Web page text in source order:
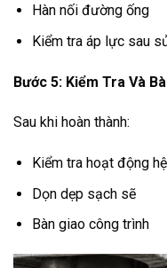
Hàn nối đường ống
Kiểm tra áp lực sau
Bước 5: Kiểm Tra Và
Sau khi hoàn thành:
Kiểm tra hoạt động
Dọn dẹp sạch sẽ
Bàn giao công trình